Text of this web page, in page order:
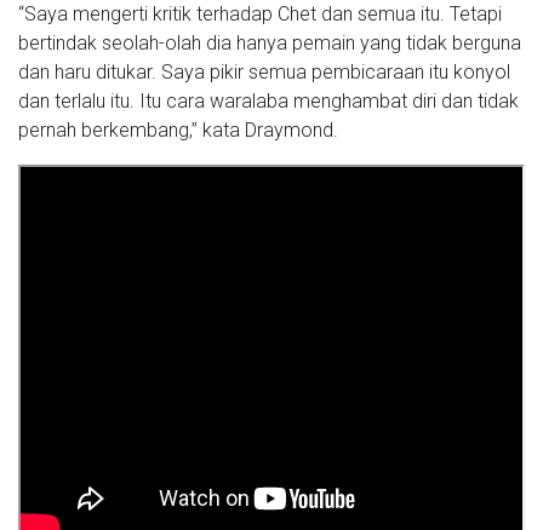
“Saya mengerti kritik terhadap Chet dan semua itu. Tetapi
bertindak seolah-olah dia hanya pemain yang tidak berguna
dan haru ditukar. Saya pikir semua pembicaraan itu konyol
dan terlalu itu. Itu cara waralaba menghambat diri dan tidak
pernah berkembang,” kata Draymond.